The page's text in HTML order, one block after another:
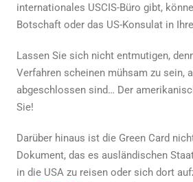
internationales USCIS-Büro gibt,
Botschaft oder das US-Konsulat in
Lassen Sie sich nicht entmutigen,
Verfahren scheinen mühsam zu sein,
abgeschlossen sind… Der
Sie!
Darüber hinaus ist die Green Card
Dokument, das es ausländischen
in die USA zu reisen oder sich dort